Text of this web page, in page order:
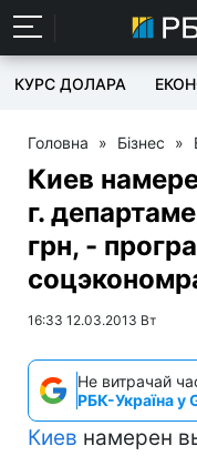
КУРС ДОЛАРА
Головна » Бізнес »
Киев
г.
грн, -
16:33 12.03.2013 Вт
Не витрачай
РБК-Україна у
Киев намерен